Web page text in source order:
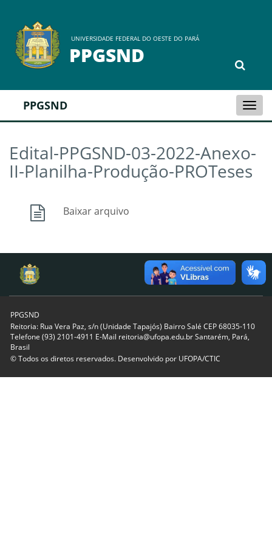
UNIVERSIDADE FEDERAL DO OESTE DO PARÁ
PPGSND
PPGSND
Edital-PPGSND-03-2022-Anexo-
II-Planilha-Produção-PROTeses
Baixar arquivo
PPGSND
Reitoria: Rua Vera Paz, s/n (Unidade Tapajós) Bairro Salé CEP 68035-110
Telefone (93) 2101-4911 E-Mail reitoria@ufopa.edu.br Santarém, Pará,
Brasil
© Todos os diretos reservados. Desenvolvido por UFOPA/CTIC